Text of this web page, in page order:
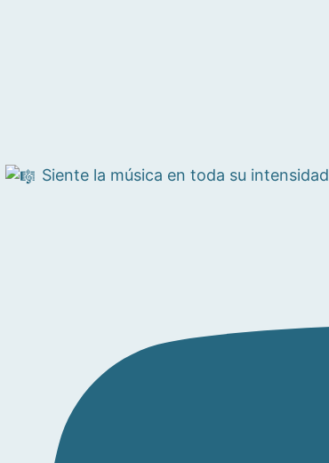
Siente la música en toda su intensidad